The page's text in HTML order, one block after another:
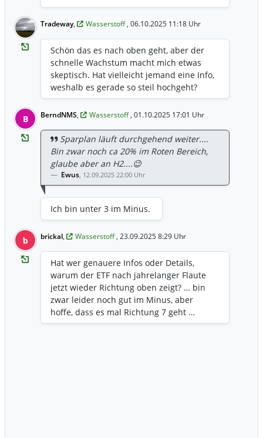
und der Einsatz in Industrie/Verkehr
treiben die Kurse an. [1, 2, 3, 4, 5, 6]
staatliche Förderung: Regierungen
weltweit, insbesondere in der EU,
investieren Milliarden in
Wasserstoffprojekte, was den Sektor
antreibt. Langfristiges Zukunftspotenzial:
Dekarbonisierung, insbesondere in der
Stahlherstellung, Schifffahrt und
Schwerlastverkehr. Trendwende nach
Korrektur: Nach einem starken Hype und
anschließenden hohen Verlusten haben
sich viele Wasserstoff-Aktien (wie Nel ASA)
für neue Kursgewinne bietet.
Investitionen in Infrastruktur: Die
grünen Wasserstoff lässt die Erwartungen
steigen, dass die Technologie rentabler
wird. Breitere Anwendung: Neben dem
Verkehr wird Wasserstoff zunehmend als
Lösung für die Stromerzeugung
(Brennstoffzellen) und Speicherung
überschüssiger Wind-/Solarenergie
Tradeway, Wasserstoff, 06.10.2025 11:18 Uhr
Schön das es nach oben geht, aber der
schnelle Wachstum macht mich etwas
skeptisch. Hat vielleicht jemand eine Info,
weshalb es gerade so steil hochgeht?
B BerndNMS, Wasserstoff, 01.10.2025 17:01 Uhr
Sparplan läuft durchgehend weiter....
Bin zwar noch ca 20% im Roten Bereich,
glaube aber an H2....😉
Ewus, 12.09.2025 22:00 Uhr
Ich bin unter 3 im Minus.
b brickal, Wasserstoff, 23.09.2025 8:29 Uhr
Hat wer genauere Infos oder Details,
warum der ETF nach jahrelanger Flaute
jetzt wieder Richtung oben zeigt? … bin
zwar leider noch gut im Minus, aber
hoffe, dass es mal Richtung 7 geht …